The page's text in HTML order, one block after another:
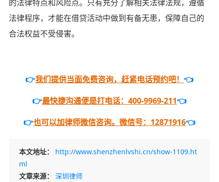
的法律特点和风险点。只有充分了解相关法律法规，遵循
法律程序，才能在借贷活动中做到有备无患，保障自己的
合法权益不受侵害。
👉我们提供当面免费咨询，赶紧电话预约吧！ 👈
👉最快捷沟通便是打电话：400-9969-211👈
👉也可以加律师微信咨询。微信号：12871916👈
本文地址：
http://www.shenzhenlvshi.cn/show-1109.ht
ml
文章来源：
深圳律师